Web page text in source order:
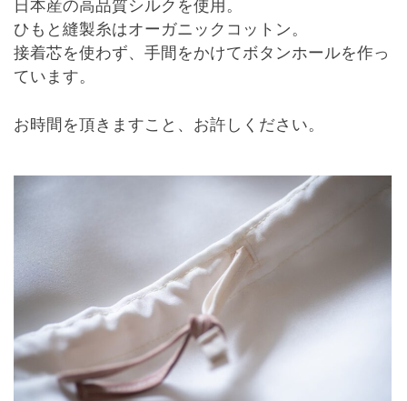
ひもと縫製糸はオーガニックコットン。
接着芯を使わず、手間をかけてボタンホールを作っ
ています。
お時間を頂きますこと、お許しください。